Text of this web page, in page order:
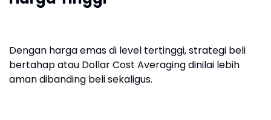
Dengan harga emas di level tertinggi, strategi beli
bertahap atau Dollar Cost Averaging dinilai lebih
aman dibanding beli sekaligus.